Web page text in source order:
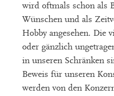
wird oftmals schon als
Wünschen und als
Hobby angesehen. Die
oder gänzlich
in unseren Schränken
Beweis für unseren
werden von den